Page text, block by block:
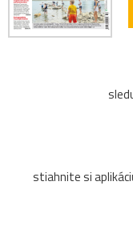
stiahnite si